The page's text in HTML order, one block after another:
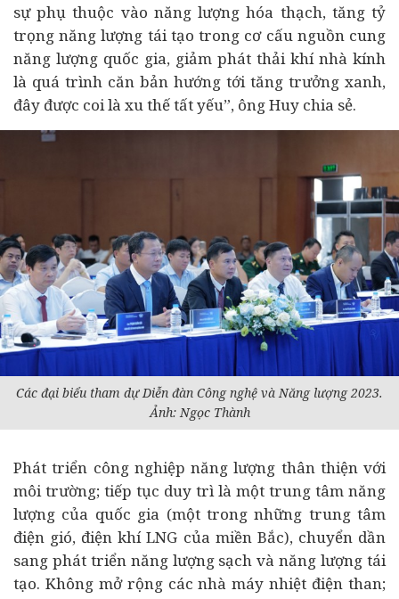
sự phụ thuộc vào năng lượng hóa thạch, tăng tỷ
trọng năng lượng tái tạo trong cơ cấu nguồn cung
năng lượng quốc gia, giảm phát thải khí nhà kính
là quá trình căn bản hướng tới tăng trưởng xanh,
đây được coi là xu thế tất yếu”, ông Huy chia sẻ.
Các đại biểu tham dự Diễn đàn Công nghệ và Năng lượng 2023.
Ảnh: Ngọc Thành
Phát triển công nghiệp năng lượng thân thiện với
môi trường; tiếp tục duy trì là một trung tâm năng
lượng của quốc gia (một trong những trung tâm
điện gió, điện khí LNG của miền Bắc), chuyển dần
sang phát triển năng lượng sạch và năng lượng tái
tạo. Không mở rộng các nhà máy nhiệt điện than;